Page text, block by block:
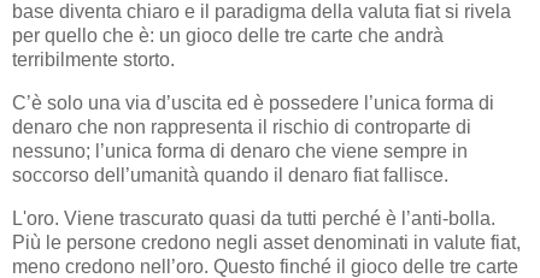
base diventa chiaro e il paradigma della valuta fiat si rivela
per quello che è: un gioco delle tre carte che andrà
terribilmente storto.
C’è solo una via d’uscita ed è possedere l’unica forma di
denaro che non rappresenta il rischio di controparte di
nessuno; l’unica forma di denaro che viene sempre in
soccorso dell’umanità quando il denaro fiat fallisce.
L'oro. Viene trascurato quasi da tutti perché è l’anti-bolla.
Più le persone credono negli asset denominati in valute fiat,
meno credono nell’oro. Questo finché il gioco delle tre carte